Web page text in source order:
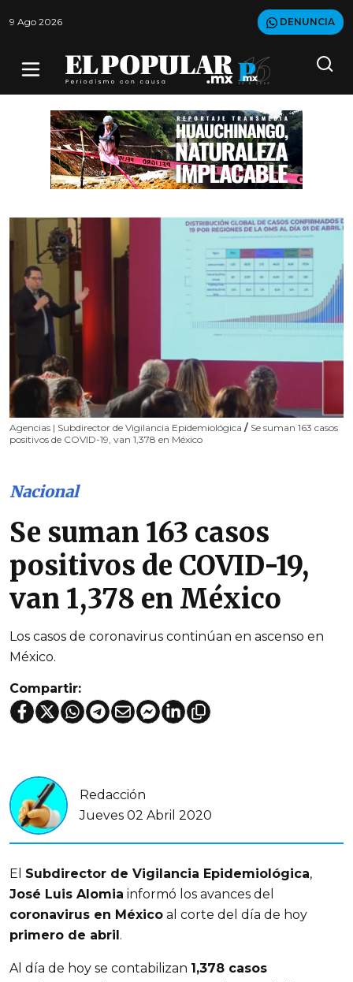
9 Ago 2026 DENUNCIA
Agencias | Subdirector de Vigilancia Epidemiológica / Se suman 163 casos
positivos de COVID-19, van 1,378 en México
Nacional
Se suman 163 casos
positivos de COVID-19,
van 1,378 en México
Los casos de coronavirus continúan en ascenso en
México.
Compartir:
Redacción
Jueves 02 Abril 2020
El Subdirector de Vigilancia Epidemiológica,
José Luis Alomia informó los avances del
coronavirus en México al corte del día de hoy
primero de abril .
Al día de hoy se contabilizan 1,378 casos